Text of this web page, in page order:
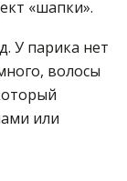
«шапки».
У парика нет
волосы
или